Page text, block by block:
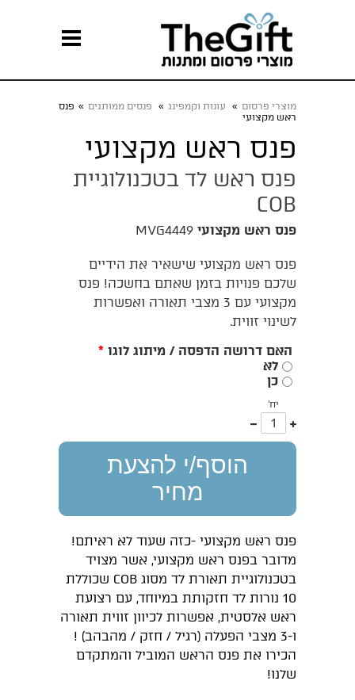
מוצרי פרסום » עונות וקמפינג » פנסים ממותגים » פנס
ראש מקצועי
פנס ראש מקצועי
פנס ראש לד בטכנולוגיית
COB
פנס ראש מקצועי MVG4449
פנס ראש מקצועי שישאיר את הידיים
שלכם פנויות בזמן שאתם בחשכה! פנס
מקצועי עם 3 מצבי תאורה ואפשרות
לשינוי זווית.
האם דרושה הדפסה / מיתוג לוגו *
לא
כן
יח'
עוד
אחד
הוסף/י להצעת
מחיר
פנס ראש מקצועי -כזה שעוד לא ראיתם!
מדובר בפנס ראש מקצועי, אשר מצויד
בטכנולוגיית תאורת לד מסוג COB שכוללת
10 נורות לד חזקותת במיוחד, עם רצועת
ראש אלסטית, אפשרות לכיוון זווית תאורה
ו-3 מצבי הפעלה (רגיל / חזק / מהבהב) !
הכירו את פנס הראש המוביל והמתקדם
שלנו!